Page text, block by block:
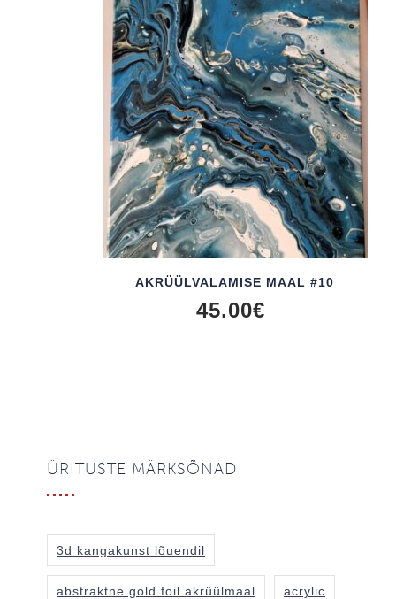
AKRÜÜL­VALAMISE MAAL #10
45.00€
ÜRITUSTE MÄRKSÕNAD
3d kangakunst lõuendil
abstraktne gold foil akrüülmaal acrylic